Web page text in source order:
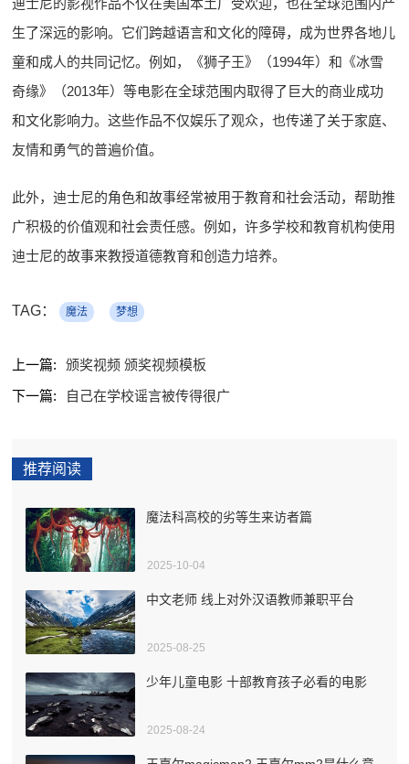
生了深远的影响。它们跨越语言和文化的障碍，成为世界各地儿
童和成人的共同记忆。例如，《狮子王》（1994年）和《冰雪
奇缘》（2013年）等电影在全球范围内取得了巨大的商业成功
和文化影响力。这些作品不仅娱乐了观众，也传递了关于家庭、
友情和勇气的普遍价值。
此外，迪士尼的角色和故事经常被用于教育和社会活动，帮助推
广积极的价值观和社会责任感。例如，许多学校和教育机构使用
迪士尼的故事来教授道德教育和创造力培养。
TAG： 魔法 梦想
上一篇:
颁奖视频 颁奖视频模板
下一篇:
自己在学校谣言被传得很广
推荐阅读
魔法科高校的劣等生来访者篇
2025-10-04
中文老师 线上对外汉语教师兼职平台
2025-08-25
少年儿童电影 十部教育孩子必看的电影
2025-08-24